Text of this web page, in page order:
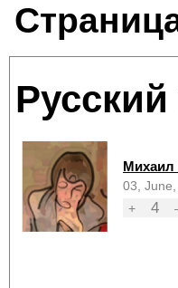
03,
+
4